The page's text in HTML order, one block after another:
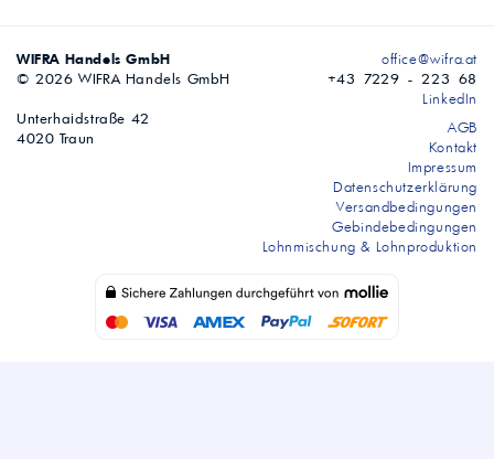
WIFRA Handels GmbH
© 2026 WIFRA Handels GmbH
Unterhaidstraße 42
4020 Traun
office@wifra.at
+43 7229 - 223 68
LinkedIn
AGB
Kontakt
Impressum
Datenschutzerklärung
Versandbedingungen
Gebindebedingungen
Lohnmischung & Lohnproduktion